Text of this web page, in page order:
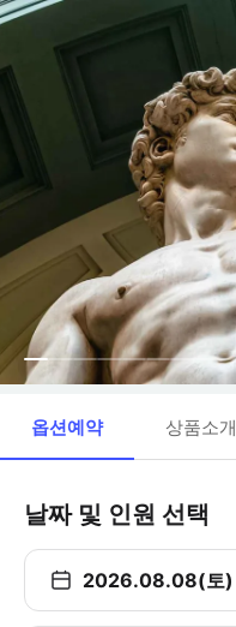
옵션예약 상품소개
날짜 및 인원 선택
2026.08.08(토)